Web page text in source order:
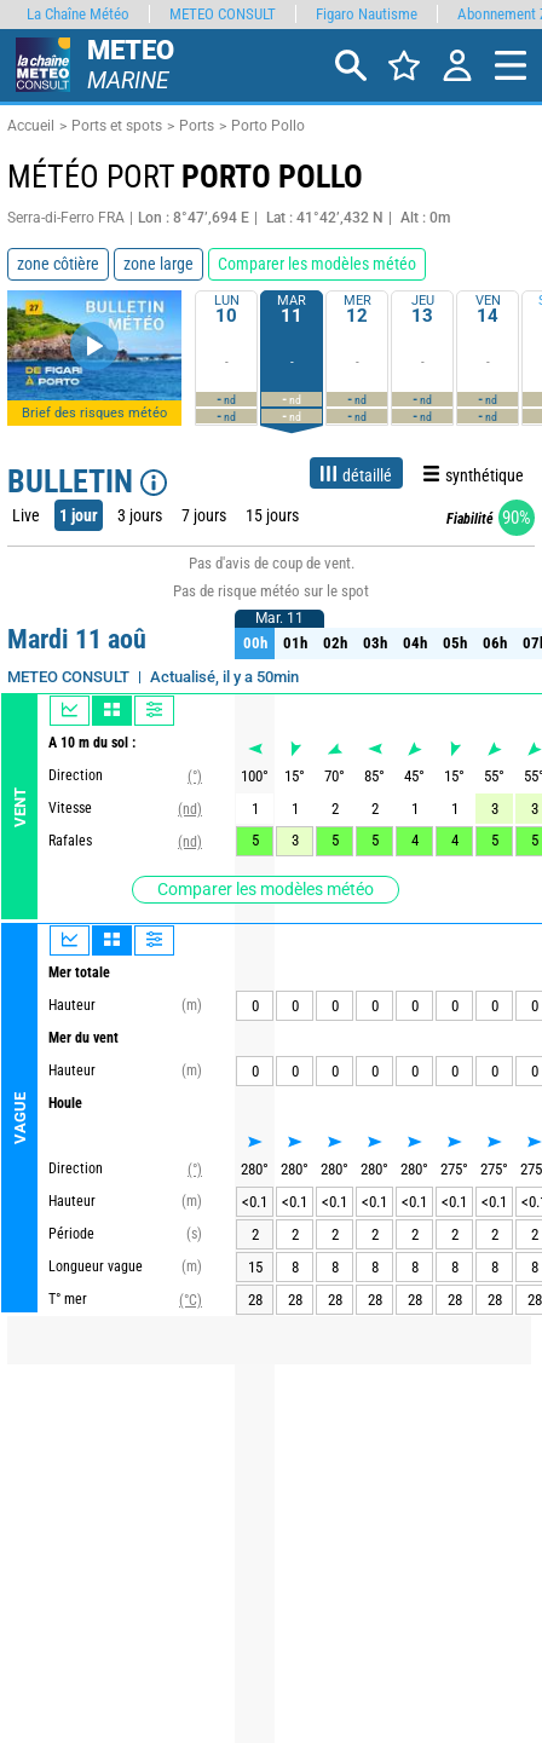
METEO
MARINE
Accueil Ports et spots Ports Porto Pollo
MÉTÉO PORT PORTO POLLO
Serra-di-Ferro FRA Lon : 8°47’,694 E Lat : 41°42’,432 N Alt : 0m
zone côtière zone large Comparer les modèles météo
Brief des risques météo
LUN
10
-
-nd
-nd
MAR
11
-
-nd
-nd
MER
12
-
-nd
-nd
JEU
13
-
-nd
-nd
VEN
14
-
-nd
-nd
BULLETIN détaillé synthétique
Live 1 jour 3 jours 7 jours 15 jours Fiabilité 90%
Pas d'avis de coup de vent.
Pas de risque météo sur le spot
Mardi 11 aoû
METEO CONSULT Actualisé, il y a 50min
VENT
A 10 m du sol :
Direction
(°)
Vitesse
(nd)
Rafales
(nd)
Comparer les modèles météo
VAGUE
Mer totale
Hauteur
(m)
Mer du vent
Hauteur
(m)
Houle
Direction
(°)
Hauteur
(m)
Période
(s)
Longueur vague
(m)
T° mer
(°C)
Mar. 11
00h 01h 02h 03h 04h 05h 06h
Mar. 11
00h 01h 02h 03h 04h 05h 06h
100° 15° 70° 85° 45° 15° 55° 55
1
1 2 2 1 1 3
3
5
3 5 5 4 4 5 5
0 0 0 0 0 0 0 0
0 0 0 0 0 0 0 0
280° 280° 280° 280° 280° 275° 275°
275
<0.1
<0.1 <0.1 <0.1 <0.1 <0.1 <0.1
2
2 2 2 2 2 2
2
15
8 8 8 8 8 8
8
28
28 28 28 28 28 28 28
La Chaîne Météo METEO CONSULT Figaro Nautisme Abonnement